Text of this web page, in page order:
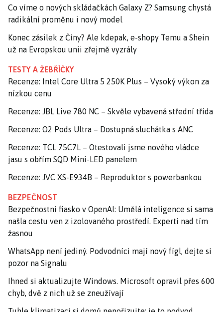
Co víme o nových skládačkách Galaxy Z? Samsung chystá
radikální proměnu i nový model
Konec zásilek z Číny? Ale kdepak, e-shopy Temu a Shein
už na Evropskou unii zřejmě vyzrály
TESTY A ŽEBŘÍČKY
Recenze: Intel Core Ultra 5 250K Plus – Vysoký výkon za
nízkou cenu
Recenze: JBL Live 780 NC – Skvěle vybavená střední třída
Recenze: O2 Pods Ultra – Dostupná sluchátka s ANC
Recenze: TCL 75C7L – Otestovali jsme nového vládce
jasu s obřím SQD Mini-LED panelem
Recenze: JVC XS-E934B – Reproduktor s powerbankou
BEZPEČNOST
Bezpečnostní fiasko v OpenAI: Umělá inteligence si sama
našla cestu ven z izolovaného prostředí. Experti nad tím
žasnou
WhatsApp není jediný. Podvodníci mají nový fígl, dejte si
pozor na Signalu
Ihned si aktualizujte Windows. Microsoft opravil přes 600
chyb, dvě z nich už se zneužívají